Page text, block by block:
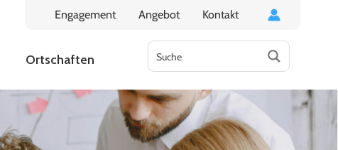
Engagement Angebot Kontakt
Ortschaften